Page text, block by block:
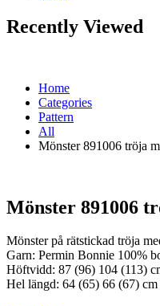
Recently Viewed
Home
Categories
Pattern
All
Mönster 891006 tröja
Mönster 891006
Mönster på rätstickad tröja
Garn: Permin Bonnie 100%
Höftvidd: 87 (96) 104 (113)
Hel längd: 64 (65) 66 (67)